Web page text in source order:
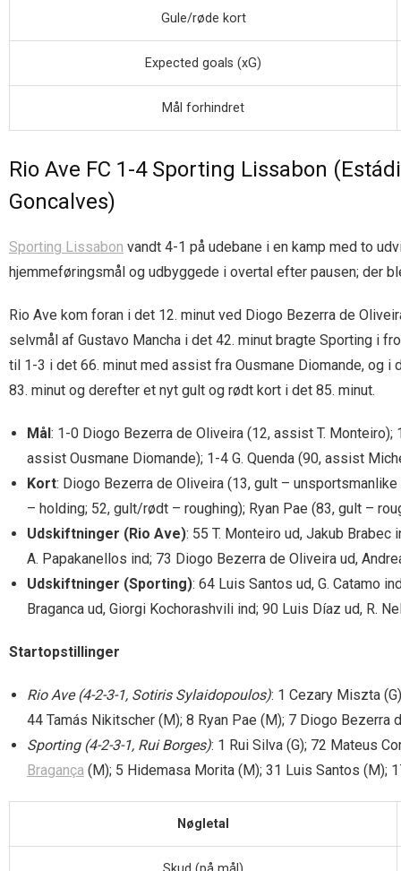
Gule/røde kort
Expected goals (xG)
Mål forhindret
Rio Ave FC 1-4 Sporting Lissabon
Goncalves)
Sporting Lissabon vandt 4-1 på udebane i en kamp med to
hjemmeføringsmål og udbyggede i overtal efter pausen; der
Rio Ave kom foran i det 12. minut ved Diogo Bezerra de
selvmål af Gustavo Mancha i det 42. minut bragte Sporting i
til 1-3 i det 66. minut med assist fra Ousmane Diomande, og
83. minut og derefter et nyt gult og rødt kort i det 85. minut.
Mål: 1-0 Diogo Bezerra de Oliveira (12, assist T.
assist Ousmane Diomande); 1-4 G. Quenda (90, assist
Kort: Diogo Bezerra de Oliveira (13, gult –
– holding; 52, gult/rødt – roughing); Ryan Pae (83, gult –
Udskiftninger (Rio Ave): 55 T. Monteiro ud, Jakub Brabec
A. Papakanellos ind; 73 Diogo Bezerra de Oliveira ud,
Udskiftninger (Sporting): 64 Luis Santos ud, G. Catamo
Braganca ud, Giorgi Kochorashvili ind; 90 Luis Díaz ud, R.
Startopstillinger
Rio Ave (4-2-3-1, Sotiris Sylaidopoulos): 1 Cezary Miszta
44 Tamás Nikitscher (M); 8 Ryan Pae (M); 7 Diogo
Sporting (4-2-3-1, Rui Borges): 1 Rui Silva (G); 72 Mateus
Bragança (M); 5 Hidemasa Morita (M); 31 Luis Santos (M);
Nøgletal